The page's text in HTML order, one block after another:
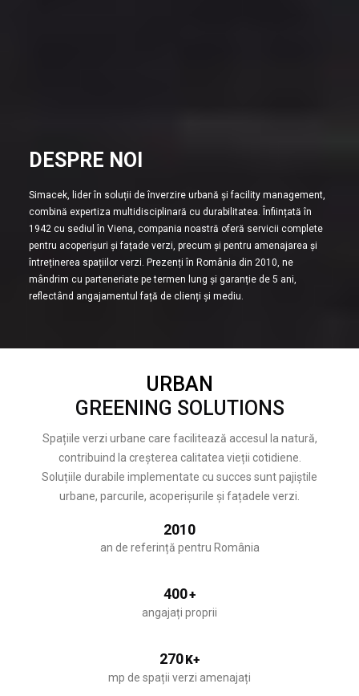
DESPRE NOI
Simacek, lider în soluții de înverzire urbană și facility management,
combină expertiza multidisciplinară cu durabilitatea. Înființată în
1942 cu sediul în Viena, compania noastră oferă servicii complete
pentru acoperișuri și fațade verzi, precum și pentru amenajarea și
întreținerea spațiilor verzi. Prezenți în România din 2010, ne
mândrim cu parteneriate pe termen lung și garanție de 5 ani,
reflectând angajamentul față de clienți și mediu.
URBAN
GREENING SOLUTIONS
Spațiile verzi urbane care facilitează accesul la natură,
contribuind la creșterea calitatea vieții cotidiene.
Soluțiile durabile implementate cu succes sunt pajiștile
urbane, parcurile, acoperișurile și fațadele verzi.
2010
an de referință pentru România
400+
angajați proprii
270K+
mp de spații verzi amenajați